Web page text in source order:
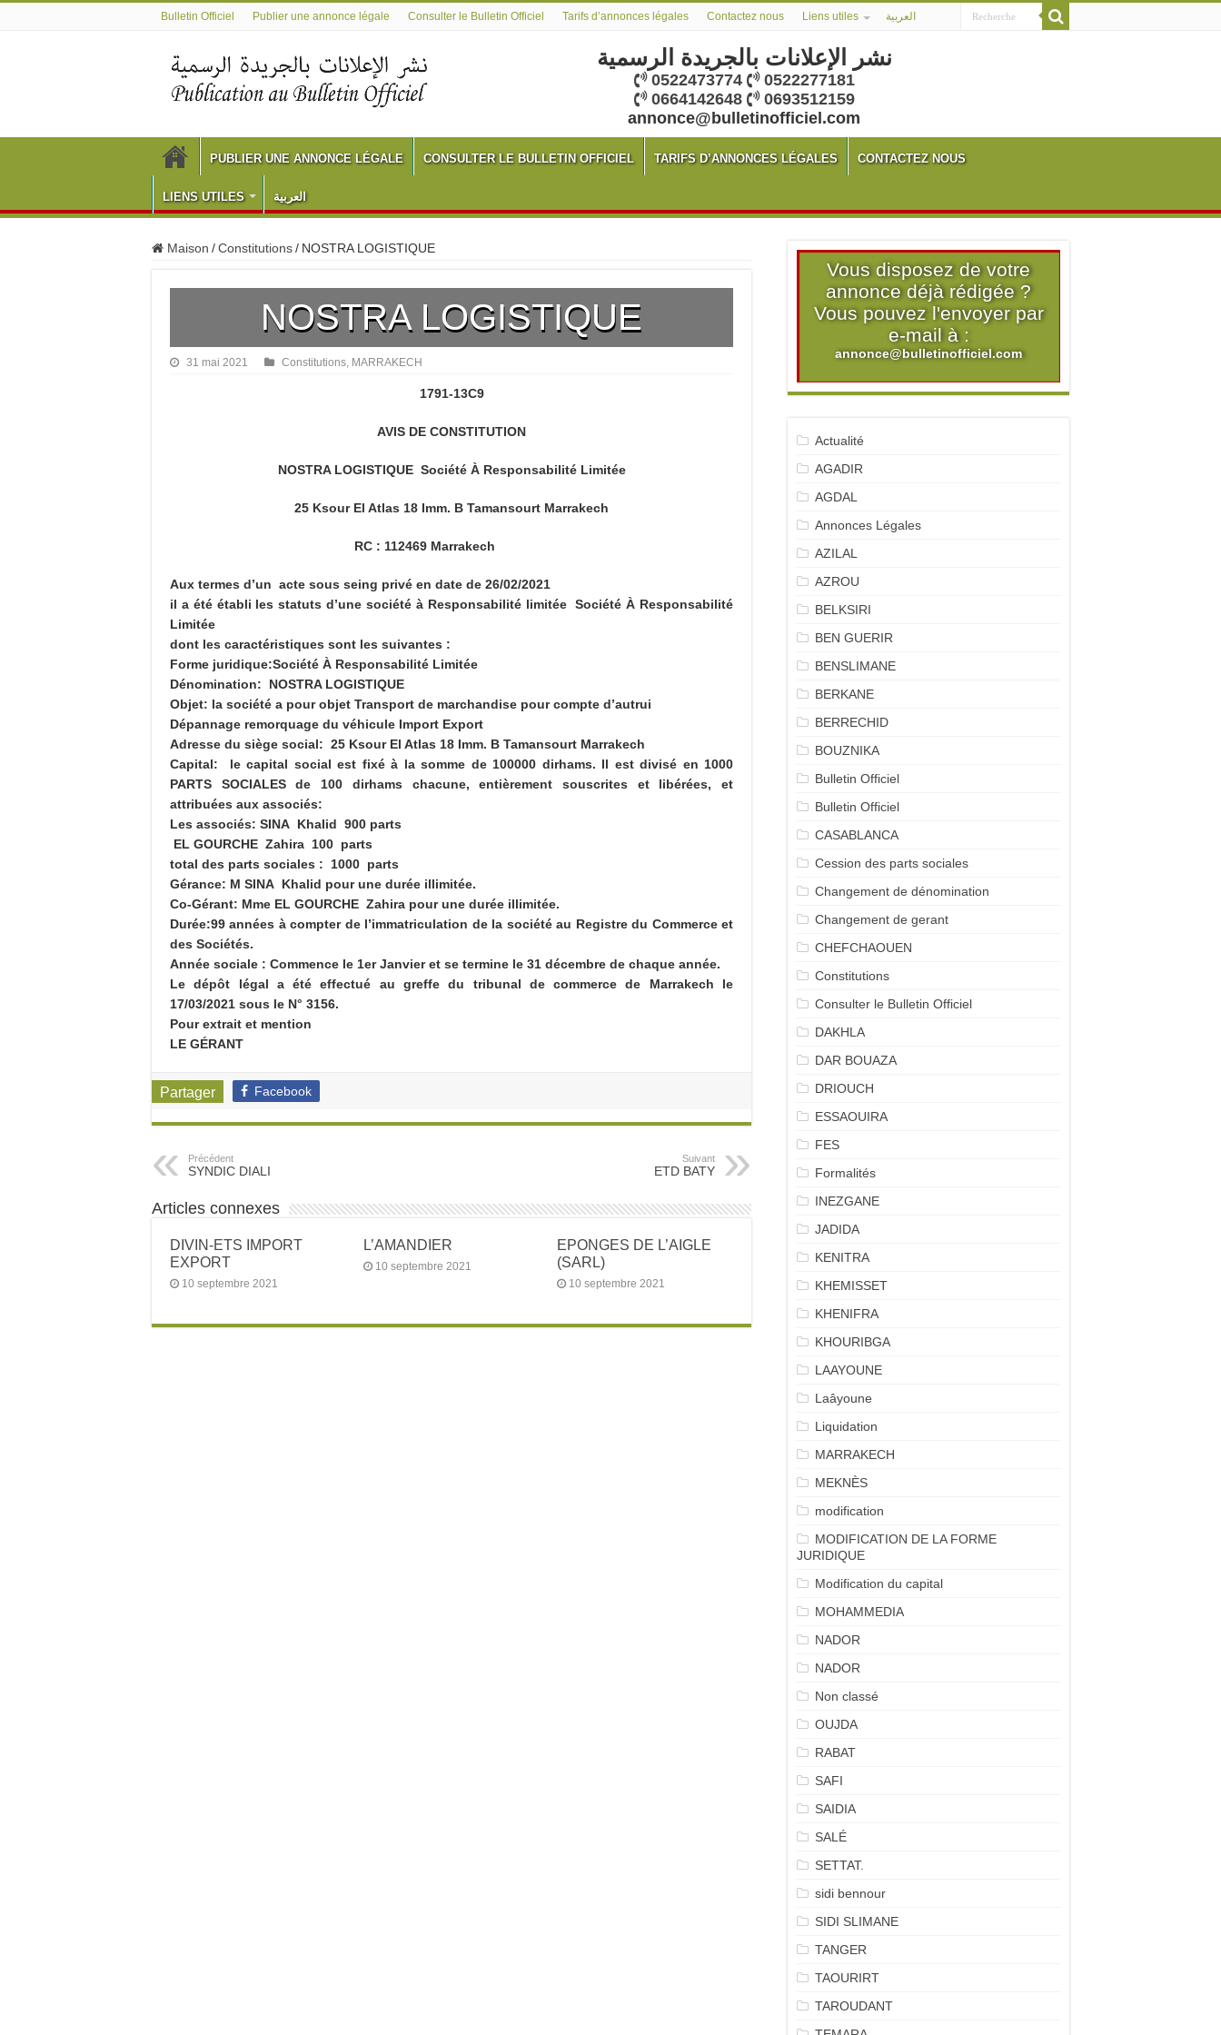
Bulletin Officiel Publier une annonce légale Consulter le Bulletin Officiel Tarifs d’annonces légales Contactez nous Liens utiles العربية
نشر الإعلانات بالجريدة الرسمية
0522473774
0522277181
0664142648
0693512159
annonce@bulletinofficiel.com
PUBLIER UNE ANNONCE LÉGALE CONSULTER LE BULLETIN OFFICIEL TARIFS D’ANNONCES LÉGALES CONTACTEZ NOUS
LIENS UTILES العربية
Maison /Constitutions/ NOSTRA LOGISTIQUE
NOSTRA LOGISTIQUE
31 mai 2021 Constitutions, MARRAKECH
1791-13C9
AVIS DE CONSTITUTION
NOSTRA LOGISTIQUE Société À Responsabilité Limitée
25 Ksour El Atlas 18 Imm. B Tamansourt Marrakech
RC : 112469 Marrakech
Aux termes d’un acte sous seing privé en date de 26/02/2021
il a été établi les statuts d’une société à Responsabilité limitée Société À Responsabilité
Limitée
dont les caractéristiques sont les suivantes :
Forme juridique:Société À Responsabilité Limitée
Dénomination: NOSTRA LOGISTIQUE
Objet: la société a pour objet Transport de marchandise pour compte d’autrui
Dépannage remorquage du véhicule Import Export
Adresse du siège social: 25 Ksour El Atlas 18 Imm. B Tamansourt Marrakech
Capital: le capital social est fixé à la somme de 100000 dirhams. Il est divisé en 1000
PARTS SOCIALES de 100 dirhams chacune, entièrement souscrites et libérées, et
attribuées aux associés:
Les associés: SINA Khalid 900 parts
EL GOURCHE Zahira 100 parts
total des parts sociales : 1000 parts
Gérance: M SINA Khalid pour une durée illimitée.
Co-Gérant: Mme EL GOURCHE Zahira pour une durée illimitée.
Durée:99 années à compter de l’immatriculation de la société au Registre du Commerce et
des Sociétés.
Année sociale : Commence le 1er Janvier et se termine le 31 décembre de chaque année.
Le dépôt légal a été effectué au greffe du tribunal de commerce de Marrakech le
17/03/2021 sous le N° 3156.
Pour extrait et mention
LE GÉRANT
Partager Facebook
Précédent
SYNDIC DIALI
Suivant
ETD BATY
Articles connexes
DIVIN-ETS IMPORT
EXPORT
10 septembre 2021
L’AMANDIER
10 septembre 2021
EPONGES DE L’AIGLE
(SARL)
10 septembre 2021
Vous disposez de votre
annonce déjà rédigée ?
Vous pouvez l'envoyer par
e-mail à :
annonce@bulletinofficiel.com
Actualité
AGADIR
AGDAL
Annonces Légales
AZILAL
AZROU
BELKSIRI
BEN GUERIR
BENSLIMANE
BERKANE
BERRECHID
BOUZNIKA
Bulletin Officiel
Bulletin Officiel
CASABLANCA
Cession des parts sociales
Changement de dénomination
Changement de gerant
CHEFCHAOUEN
Constitutions
Consulter le Bulletin Officiel
DAKHLA
DAR BOUAZA
DRIOUCH
ESSAOUIRA
FES
Formalités
INEZGANE
JADIDA
KENITRA
KHEMISSET
KHENIFRA
KHOURIBGA
LAAYOUNE
Laâyoune
Liquidation
MARRAKECH
MEKNÈS
modification
MODIFICATION DE LA FORME
JURIDIQUE
Modification du capital
MOHAMMEDIA
NADOR
NADOR
Non classé
OUJDA
RABAT
SAFI
SAIDIA
SALÉ
SETTAT.
sidi bennour
SIDI SLIMANE
TANGER
TAOURIRT
TAROUDANT